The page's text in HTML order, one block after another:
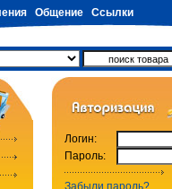
Общение Ссылки
Логин:
Пароль:
Забыли пароль?